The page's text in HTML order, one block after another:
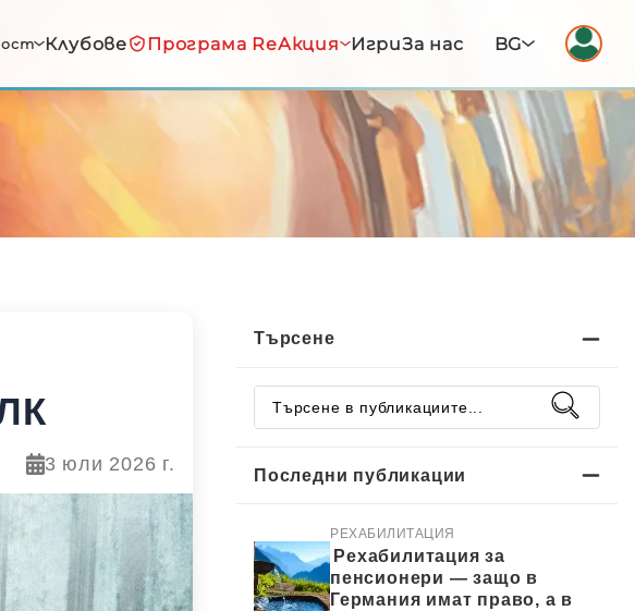
Клубове Програма ReАкция ИгриЗа нас BG
3 юли 2026 г.
Търсене
Последни публикации
РЕХАБИЛИТАЦИЯ
Рехабилитация за
пенсионери — защо в
Германия имат право, а в